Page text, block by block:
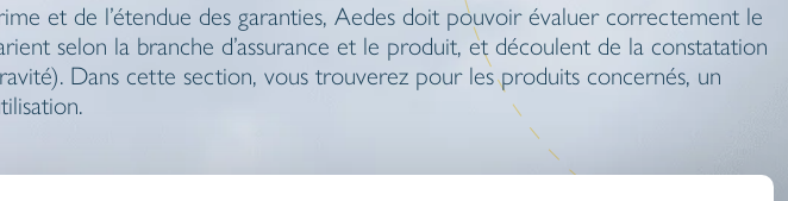
et de l’étendue des garanties, Aedes doit pouvoir évaluer correctement le
selon la branche d’assurance et le produit, et découlent de la constatation
Dans cette section, vous trouverez pour les produits concernés, un